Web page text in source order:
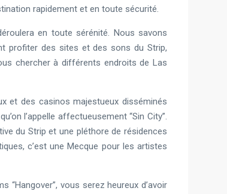
rapidement et en toute sécurité.
en toute sérénité. Nous savons
profiter des sites et des sons du Strip,
chercher à différents endroits de Las
et des casinos majestueux disséminés
l’appelle affectueusement “Sin City”.
du Strip et une pléthore de résidences
c’est une Mecque pour les artistes
“Hangover”, vous serez heureux d’avoir